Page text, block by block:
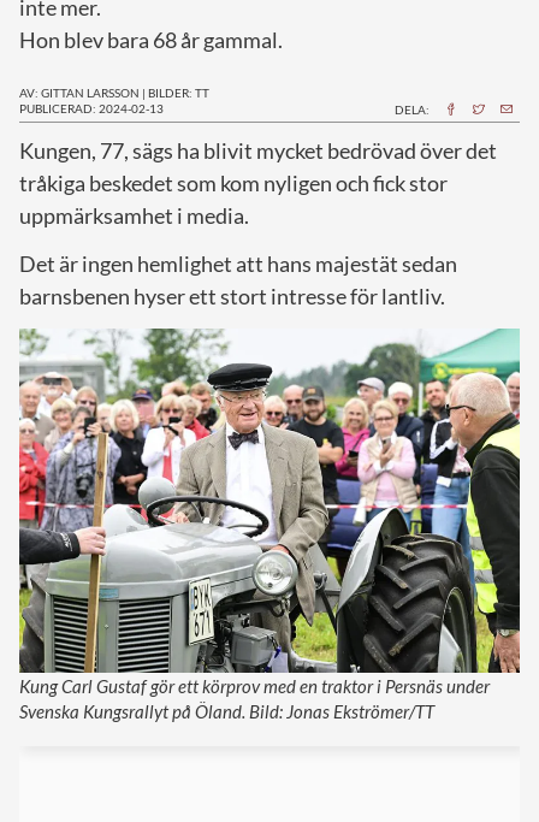
inte mer.
Hon blev bara 68 år gammal.
AV: GITTAN LARSSON | BILDER: TT
PUBLICERAD: 2024-02-13
DELA:
Kungen, 77, sägs ha blivit mycket bedrövad över det
tråkiga beskedet som kom nyligen och fick stor
uppmärksamhet i media.
Det är ingen hemlighet att hans majestät sedan
barnsbenen hyser ett stort intresse för lantliv.
Kung Carl Gustaf gör ett körprov med en traktor i Persnäs under
Svenska Kungsrallyt på Öland. Bild: Jonas Ekströmer/TT